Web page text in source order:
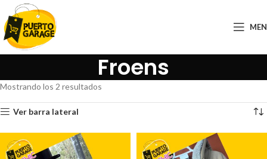
Froens
Mostrando los 2 resultados
Ver barra lateral